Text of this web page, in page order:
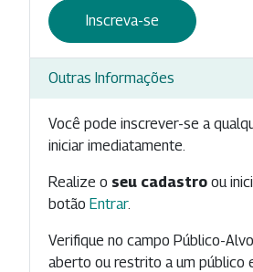
Inscreva-se
Outras Informações
Você pode inscrever-se a
iniciar imediatamente.
Realize o seu cadastro ou
botão Entrar.
Verifique no campo Público-
aberto ou restrito a um público